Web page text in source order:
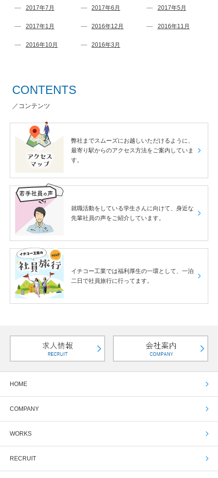
2017年7月 2017年6月 2017年5月
2017年1月 2016年12月 2016年11月
2016年10月 2016年3月
CONTENTS
／コンテンツ
弊社までスムーズにお越しいただけるように、
最寄り駅からのアクセス方法をご案内していま
す。
就職活動をしている学生さんに向けて、 身近な
先輩社員の声をご紹介しています。
イチコー工業では福利厚生の一環として、 一泊
二日で社員旅行に行ってます。
HOME
COMPANY
WORKS
RECRUIT